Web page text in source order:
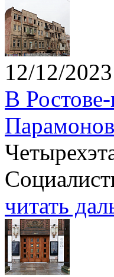
12/12/2023
В
читать